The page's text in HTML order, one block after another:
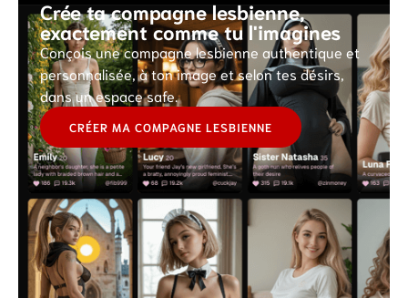
Crée ta compagne lesbienne,
exactement comme tu l'imagines
Conçois une compagne lesbienne authentique et
personnalisée, à ton image et selon tes désirs,
dans un espace safe.
CRÉER MA COMPAGNE LESBIENNE